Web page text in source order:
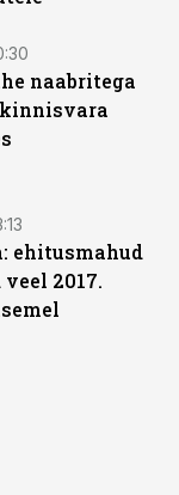
naabritega
ehitusmahud
2017.